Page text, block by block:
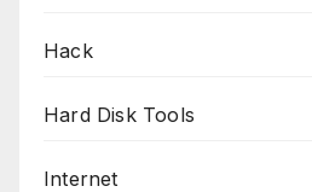
Hack
Hard Disk Tools
Internet